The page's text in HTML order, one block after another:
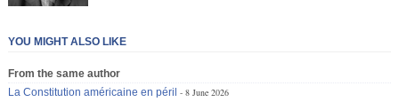
YOU MIGHT ALSO LIKE
From the same author
La Constitution américaine en péril
8 June 2026